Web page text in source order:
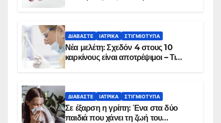
ΔΙΑΒΆΣΤΕ ΙΑΤΡΙΚΆ ΣΤΙΓΜΙΌΤΥΠΑ
Νέα μελέτη: Σχεδόν 4 στους 10
καρκίνους είναι αποτρέψιμοι – Τι
ΔΙΑΒΆΣΤΕ ΙΑΤΡΙΚΆ ΣΤΙΓΜΙΌΤΥΠΑ
Σε έξαρση η γρίπη: Ένα στα δύο
παιδιά που χάνει τη ζωή του